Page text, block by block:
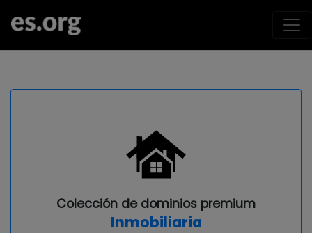
Colección de dominios premium
Inmobiliaria